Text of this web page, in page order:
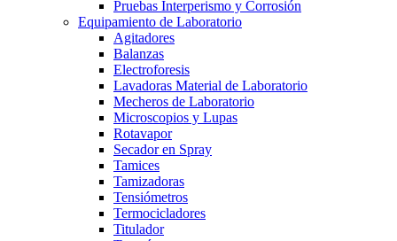
Pruebas Interperismo y Corrosión
Equipamiento de Laboratorio
Agitadores
Balanzas
Electroforesis
Lavadoras Material de Laboratorio
Mecheros de Laboratorio
Microscopios y Lupas
Rotavapor
Secador en Spray
Tamices
Tamizadoras
Tensiómetros
Termocicladores
Titulador